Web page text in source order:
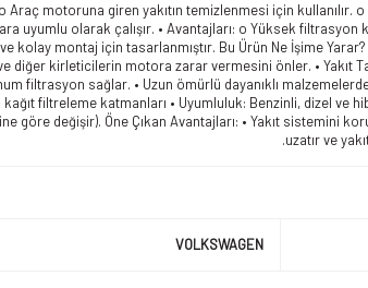
o Araç motoruna giren yakıtın temizlenmesi için
uyumlu olarak çalışır. • Avantajları: o Yüksek
kolay montaj için tasarlanmıştır. Bu Ürün Ne İşime Yarar?
diğer kirleticilerin motora zarar vermesini önler. • Yakıt
filtrasyon sağlar. • Uzun ömürlü dayanıklı
filtreleme katmanları • Uyumluluk: Benzinli, dizel ve
değişir). Öne Çıkan Avantajları: • Yakıt sistemini
uzatır ve
VOLKSWAGEN